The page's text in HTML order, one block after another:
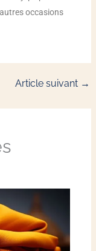
occasions
Article suivant →